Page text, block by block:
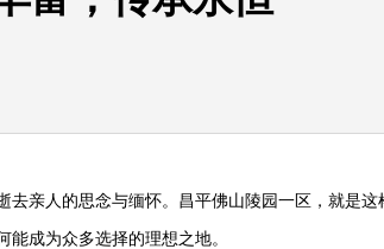
去亲人的思念与缅怀。昌平佛山陵园一区，就是这
成为众多选择的理想之地。